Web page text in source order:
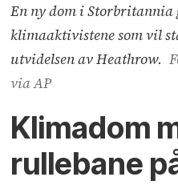
En ny dom i Storbritannia
klimaaktivistene som vil
utvidelsen av Heathrow.
via AP
Klimadom
rullebane